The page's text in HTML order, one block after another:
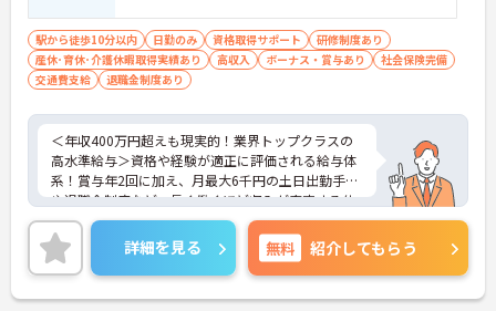
駅から徒歩10分以内 日勤のみ 資格取得サポート
研修制度あり
産休･育休･介護休暇取得実績あり
高収入 ボーナス・賞与あり
社会保険完備
交通費支給
退職金制度あり
＜年収400万円超えも現実的！業界トップクラスの
高水準給与＞資格や経験が適正に評価される給与体
系！賞与年2回に加え、月最大6千円の土日出勤手当
や退職金制度など、長く働くほど収入が安定する仕
組みが整っています
＜スマホ1台で完結！ICT活用で記録業務の負担を大
幅カット＞日々の記録やシフト確認はすべて自社開
発のスマホアプリで行えるため、手書き書類の作成
に追われることはありません。事務作業が効率化♪
詳細を見る 無料 紹介してもらう